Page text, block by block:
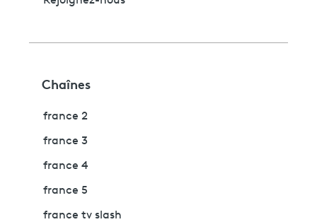
Chaînes
france 2
france 3
france 4
france 5
france tv slash